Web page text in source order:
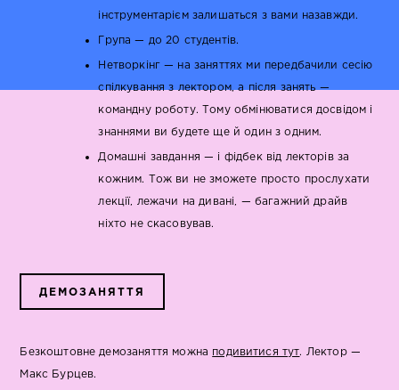
інструментарієм залишаться з вами назавжди.
Група — до 20 студентів.
Нетворкінг — на заняттях ми передбачили сесію
спілкування з лектором, а після занять —
командну роботу. Тому обмінюватися досвідом і
знаннями ви будете ще й один з одним.
Домашні завдання — і фідбек від лекторів за
кожним. Тож ви не зможете просто прослухати
лекції, лежачи на дивані, — багажний драйв
ніхто не скасовував.
ДЕМОЗАНЯТТЯ
Безкоштовне демозаняття можна подивитися тут. Лектор —
Макс Бурцев.